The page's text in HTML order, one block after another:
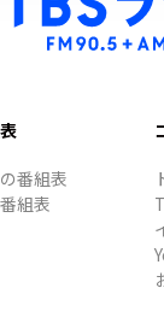
番組表
組表